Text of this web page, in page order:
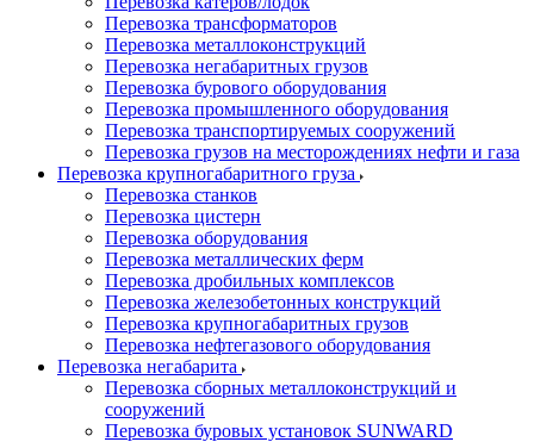
Перевозка трансформаторов
Перевозка металлоконструкций
Перевозка негабаритных грузов
Перевозка бурового оборудования
Перевозка промышленного оборудования
Перевозка транспортируемых сооружений
Перевозка грузов на месторождениях нефти и газа
Перевозка крупногабаритного груза
Перевозка станков
Перевозка цистерн
Перевозка оборудования
Перевозка металлических ферм
Перевозка дробильных комплексов
Перевозка железобетонных конструкций
Перевозка крупногабаритных грузов
Перевозка нефтегазового оборудования
Перевозка негабарита
Перевозка сборных металлоконструкций и
сооружений
Перевозка буровых установок SUNWARD